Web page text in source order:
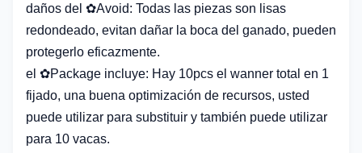
daños del ✿Avoid: Todas las piezas son lisas
redondeado, evitan dañar la boca del ganado, pueden
protegerlo eficazmente.
el ✿Package incluye: Hay 10pcs el wanner total en 1
fijado, una buena optimización de recursos, usted
puede utilizar para substituir y también puede utilizar
para 10 vacas.